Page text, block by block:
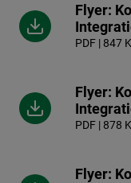
Flyer:
PDF | 847
Flyer:
PDF | 878
Flyer: